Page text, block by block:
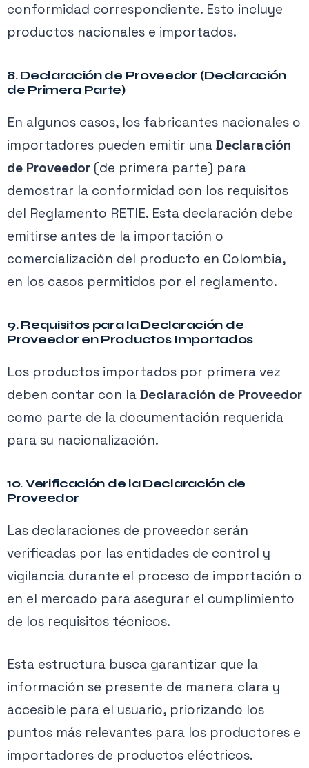
conformidad correspondiente. Esto incluye
productos nacionales e importados.
8. Declaración de Proveedor (Declaración
de Primera Parte)
En algunos casos, los fabricantes nacionales o
importadores pueden emitir una Declaración
de Proveedor (de primera parte) para
demostrar la conformidad con los requisitos
del Reglamento RETIE. Esta declaración debe
emitirse antes de la importación o
comercialización del producto en Colombia,
en los casos permitidos por el reglamento.
9. Requisitos para la Declaración de
Proveedor en Productos Importados
Los productos importados por primera vez
deben contar con la Declaración de Proveedor
como parte de la documentación requerida
para su nacionalización.
10. Verificación de la Declaración de
Proveedor
Las declaraciones de proveedor serán
verificadas por las entidades de control y
vigilancia durante el proceso de importación o
en el mercado para asegurar el cumplimiento
de los requisitos técnicos.
Esta estructura busca garantizar que la
información se presente de manera clara y
accesible para el usuario, priorizando los
puntos más relevantes para los productores e
importadores de productos eléctricos.